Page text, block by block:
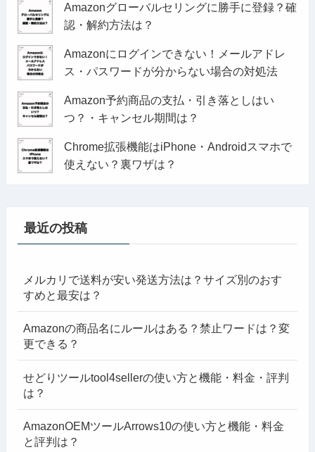
Amazonグローバルセリングに勝手に登録？確
認・解約方法は？
Amazonにログインできない！メールアドレ
ス・パスワードが分からない場合の対処法
Amazon予約商品の支払・引き落としはい
つ？・キャンセル期間は？
Chrome拡張機能はiPhone・Androidスマホで
使えない？裏ワザは？
最近の投稿
メルカリで送料が安い発送方法は？サイズ別のおす
すめと最安は？
Amazonの商品名にルールはある？禁止ワードは？変
更できる？
せどりツールtool4sellerの使い方と機能・料金・評判
は？
AmazonOEMツールArrows10の使い方と機能・料金
と評判は？